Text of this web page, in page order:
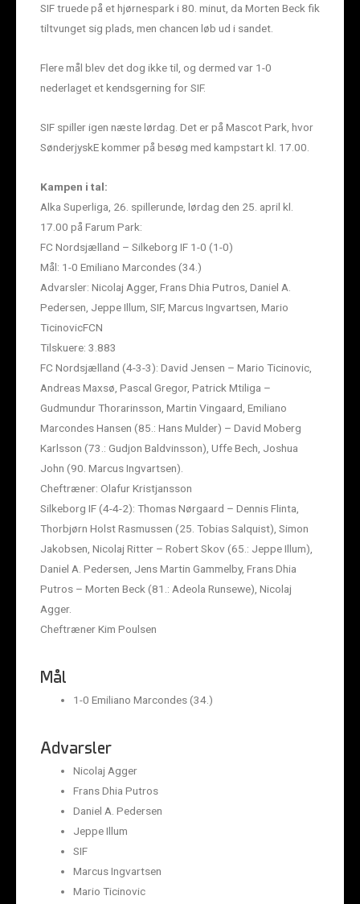
SIF truede på et hjørnespark i 80. minut, da Morten Beck fik
tiltvunget sig plads, men chancen løb ud i sandet.
Flere mål blev det dog ikke til, og dermed var 1-0
nederlaget et kendsgerning for SIF.
SIF spiller igen næste lørdag. Det er på Mascot Park, hvor
SønderjyskE kommer på besøg med kampstart kl. 17.00.
Kampen i tal:
Alka Superliga, 26. spillerunde, lørdag den 25. april kl.
17.00 på Farum Park:
FC Nordsjælland – Silkeborg IF 1-0 (1-0)
Mål: 1-0 Emiliano Marcondes (34.)
Advarsler: Nicolaj Agger, Frans Dhia Putros, Daniel A.
Pedersen, Jeppe Illum, SIF, Marcus Ingvartsen, Mario
TicinovicFCN
Tilskuere: 3.883
FC Nordsjælland (4-3-3): David Jensen – Mario Ticinovic,
Andreas Maxsø, Pascal Gregor, Patrick Mtiliga –
Gudmundur Thorarinsson, Martin Vingaard, Emiliano
Marcondes Hansen (85.: Hans Mulder) – David Moberg
Karlsson (73.: Gudjon Baldvinsson), Uffe Bech, Joshua
John (90. Marcus Ingvartsen).
Cheftræner: Olafur Kristjansson
Silkeborg IF (4-4-2): Thomas Nørgaard – Dennis Flinta,
Thorbjørn Holst Rasmussen (25. Tobias Salquist), Simon
Jakobsen, Nicolaj Ritter – Robert Skov (65.: Jeppe Illum),
Daniel A. Pedersen, Jens Martin Gammelby, Frans Dhia
Putros – Morten Beck (81.: Adeola Runsewe), Nicolaj
Agger.
Cheftræner Kim Poulsen
Mål
1-0 Emiliano Marcondes (34.)
Advarsler
Nicolaj Agger
Frans Dhia Putros
Daniel A. Pedersen
Jeppe Illum
SIF
Marcus Ingvartsen
Mario Ticinovic